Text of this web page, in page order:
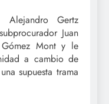
Alejandro Gertz
Juan
Mont y le
a cambio de
supuesta trama